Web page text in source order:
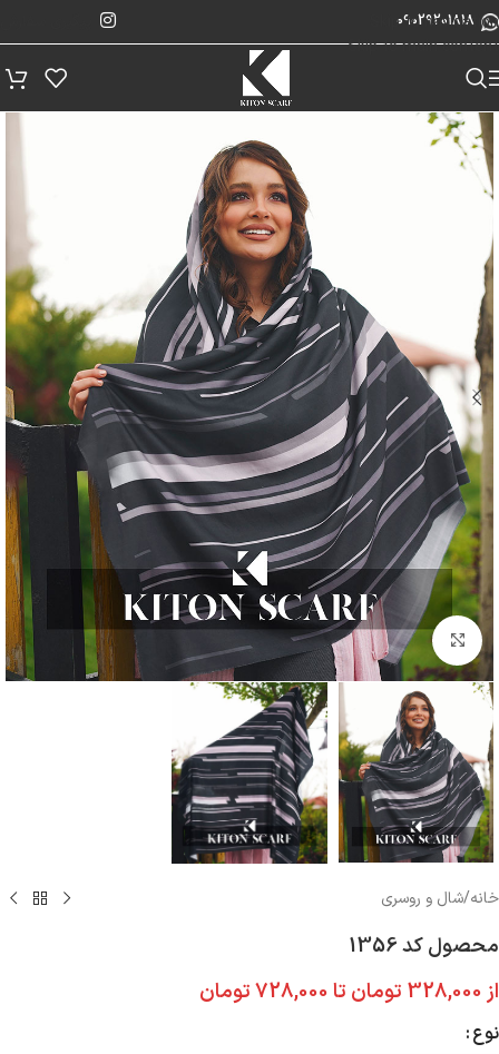
Skip to navigation
Skip to main content
09029201818
بزرگنمایی تصویر
خانه/شال و روسری
محصول کد 1356
از 328,000 تومان تا 728,000تومان
نوع